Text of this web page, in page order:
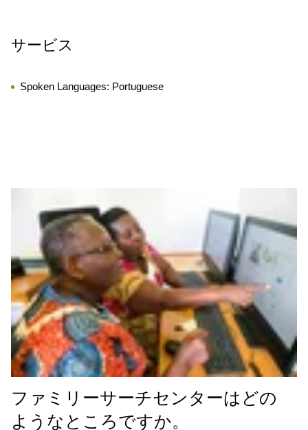
サービス
Spoken Languages: Portuguese
ファミリーサーチセンターはどの
ようなところですか。